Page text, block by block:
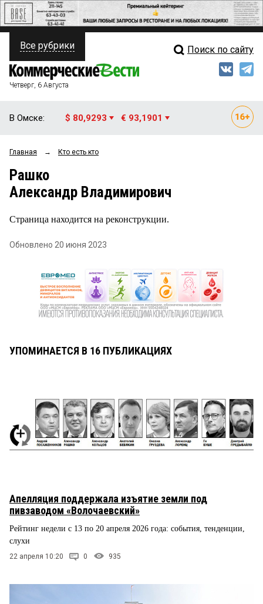
ПОЛИТИКА
ФИНАНСЫ
ОБЩЕСТВО
ЗАКОН
Свежий выпуск
Все рубрики Поиск по сайту
Четверг, 6 Августа
В Омске: $ 80,9293 € 93,1901
Главная → Кто есть кто
Рашко
Александр Владимирович
Страница находится на реконструкции.
Обновлено 20 июня 2023
УПОМИНАЕТСЯ В 16 ПУБЛИКАЦИЯХ
Апелляция поддержала изъятие земли под
пивзаводом «Волочаевский»
Рейтинг недели с 13 по 20 апреля 2026 года: события, тенденции,
слухи
22 апреля 10:20 0 935